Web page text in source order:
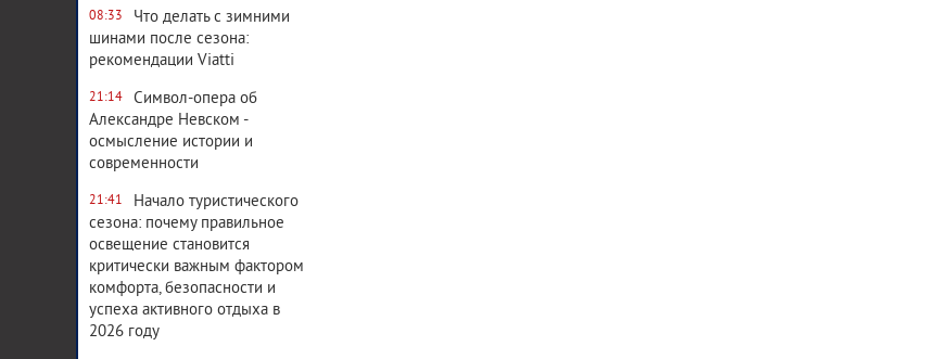
08:33
Что делать с зимними
шинами после сезона:
рекомендации Viatti
21:14
Символ-опера об
Александре Невском -
осмысление истории и
современности
21:41
Начало туристического
сезона: почему правильное
освещение становится
критически важным фактором
комфорта, безопасности и
успеха активного отдыха в
2026 году